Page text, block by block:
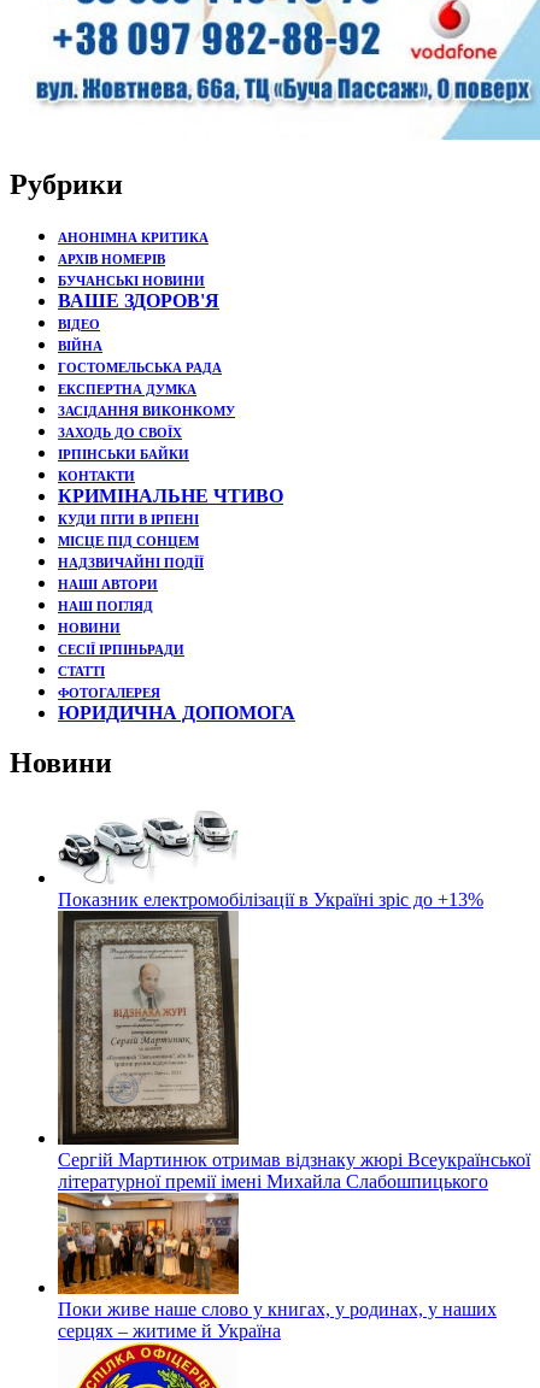
Рубрики
АНОНІМНА КРИТИКА
АРХІВ НОМЕРІВ
БУЧАНСЬКІ НОВИНИ
ВАШЕ ЗДОРОВ'Я
ВІДЕО
ВІЙНА
ГОСТОМЕЛЬСЬКА РАДА
ЕКСПЕРТНА ДУМКА
ЗАСІДАННЯ ВИКОНКОМУ
ЗАХОДЬ ДО СВОЇХ
ІРПІНСЬКИ БАЙКИ
КОНТАКТИ
КРИМІНАЛЬНЕ ЧТИВО
КУДИ ПІТИ В ІРПЕНІ
МІСЦЕ ПІД СОНЦЕМ
НАДЗВИЧАЙНІ ПОДЇЇ
НАШІ АВТОРИ
НАШ ПОГЛЯД
НОВИНИ
СЕСІЇ ІРПІНЬРАДИ
СТАТТІ
ФОТОГАЛЕРЕЯ
ЮРИДИЧНА ДОПОМОГА
Новини
Показник електромобілізації в Україні зріс до +13%
Сергій Мартинюк отримав відзнаку жюрі Всеукраїнської
літературної премії імені Михайла Слабошпицького
Поки живе наше слово у книгах, у родинах, у наших
серцях – житиме й Україна